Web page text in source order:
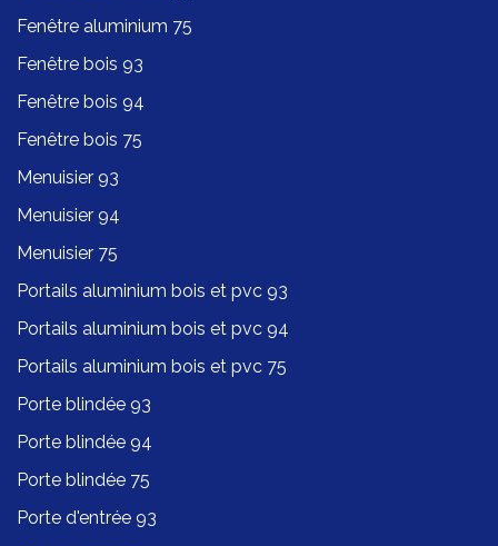
Fenêtre aluminium 75
Fenêtre bois 93
Fenêtre bois 94
Fenêtre bois 75
Menuisier 93
Menuisier 94
Menuisier 75
Portails aluminium bois et pvc 93
Portails aluminium bois et pvc 94
Portails aluminium bois et pvc 75
Porte blindée 93
Porte blindée 94
Porte blindée 75
Porte d'entrée 93